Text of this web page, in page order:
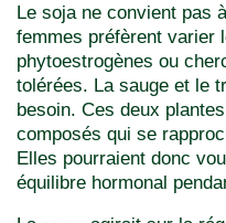
Le soja ne convient pas
femmes préfèrent varier
phytoestrogènes ou
tolérées. La sauge et le
besoin. Ces deux
composés qui se
Elles pourraient donc
équilibre hormonal